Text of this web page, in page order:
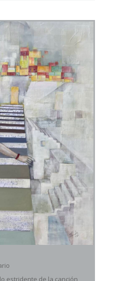
estridente de la canción